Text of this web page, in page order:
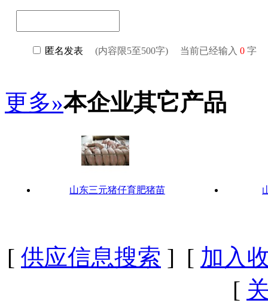
更多»本企业其它产品
山东三元猪仔育肥猪苗
[ 供应信息搜索 ] [ 加入
[